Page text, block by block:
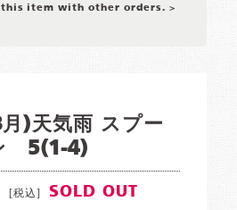
this item with other orders. >
)天気雨 スプー
5(1-4)
[税込] SOLD OUT